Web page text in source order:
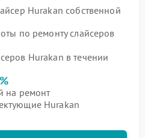
Hurakan собственной
по ремонту слайсеров
Hurakan в течении
на ремонт
Hurakan